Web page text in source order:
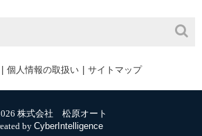
個人情報の取扱い サイトマップ
株式会社 松原オート
by CyberIntelligence